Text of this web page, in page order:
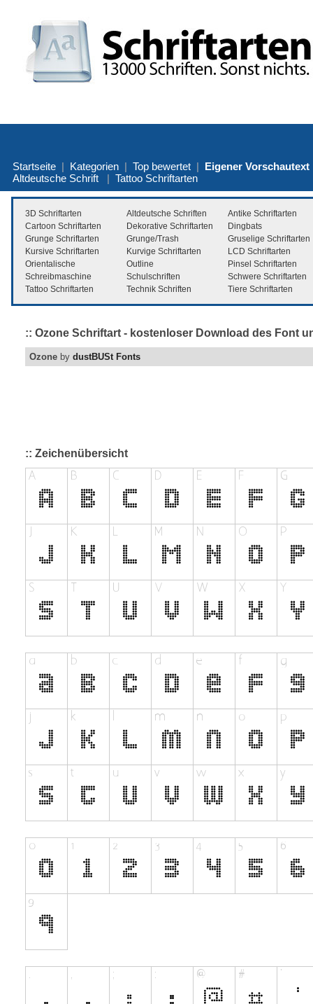
Startseite | Kategorien | Top bewertet | Eigener Vorschautext
Altdeutsche Schrift | Tattoo Schriftarten
3D Schriftarten Altdeutsche Schriften
Antike Schriftarten
Cartoon Schriftarten
Dekorative Schriftarten
Dingbats
Grunge Schriftarten
Grunge/Trash
Gruselige Schriftarten
Kursive Schriftarten
Kurvige Schriftarten
LCD Schriftarten
Orientalische
Outline
Pinsel Schriftarten
Schreibmaschine
Schulschriften
Schwere Schriftarten
Tattoo Schriftarten
Technik Schriften Tiere Schriftarten
:: Ozone Schriftart - kostenloser Download des Font
Ozone by dustBUSt Fonts
:: Zeichenübersicht